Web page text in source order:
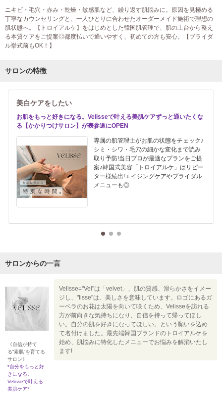
ニキビ・毛穴・赤み・乾燥・敏感肌など、繰り返す肌悩みに。原因を見極める
丁寧なカウンセリングと、一人ひとりに合わせたオーダーメイド施術で理想の
肌状態へ。【トロイアルケ】をはじめとした韓国肌管理で、肌の土台から整え
る本質ケアをご提案◎都度払いで通いやすく、初めての方も安心。【ブライダ
ル挙式前もOK！】
サロンの特徴
美白ケアをしたい
お肌をもっと好きになる。Velisseで叶える美肌ケアずっと通いたくな
る【かかりつけサロン】が表参道にOPEN
専属の肌管理士がお肌の状態をチェック♪
シミ・シワ・毛穴の細かな変化まで読み
取り予防!当日プロが最適なプランをご提
案♪韓国式美容「トロイアルケ」はリピー
ター様続出!エイジングケアやブライダル
メニューも◎
サロンからの一言
《自信が持て
る”素肌”を育てる
サロン》
*自分をもっと好
きになる。
Velisseで叶える
美肌ケア*
Velisse="Vel"は「velvet」、肌の質感、滑らかさをイメー
ジし、"lisse"は、美しさを意味しています。ロゴにあるガ
ーベラのお花は太陽を向いて咲くため、Velisseを訪れる
方が前向きな気持ちになり、自信を持って帰ってほし
い。自分の肌を好きになってほしい。という願いを込め
て名付けました。最先端韓国ブランドのトロイアルケを
始め、肌悩みに特化したメニューでお悩みを解消いたし
ます!